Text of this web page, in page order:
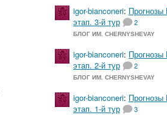
igor-bianconeri: Прогнозы
этап. 3-й тур
2
БЛОГ ИМ. CHERNYSHEVAY
igor-bianconeri: Прогнозы
этап. 2-й тур
2
БЛОГ ИМ. CHERNYSHEVAY
igor-bianconeri: Прогнозы
этап. 1-й тур
3